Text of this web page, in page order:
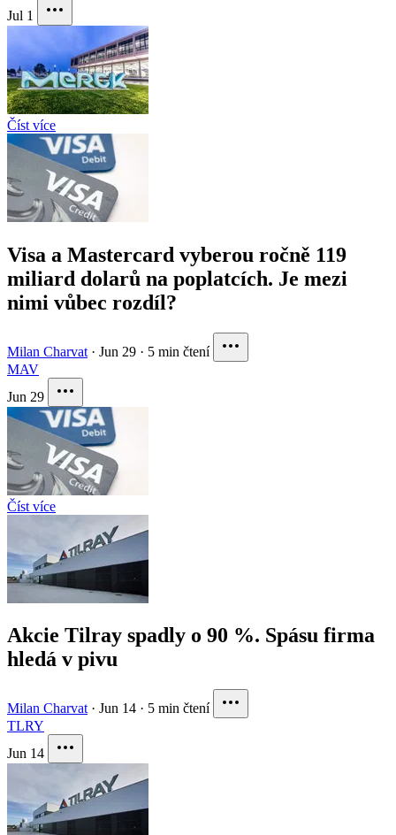
Jul 1
Číst více
Visa a Mastercard vyberou ročně 119
miliard dolarů na poplatcích. Je mezi
nimi vůbec rozdíl?
Milan Charvat · Jun 29 · 5 min čtení
MAV
Jun 29
Číst více
Akcie Tilray spadly o 90 %. Spásu firma
hledá v pivu
Milan Charvat · Jun 14 · 5 min čtení
TLRY
Jun 14